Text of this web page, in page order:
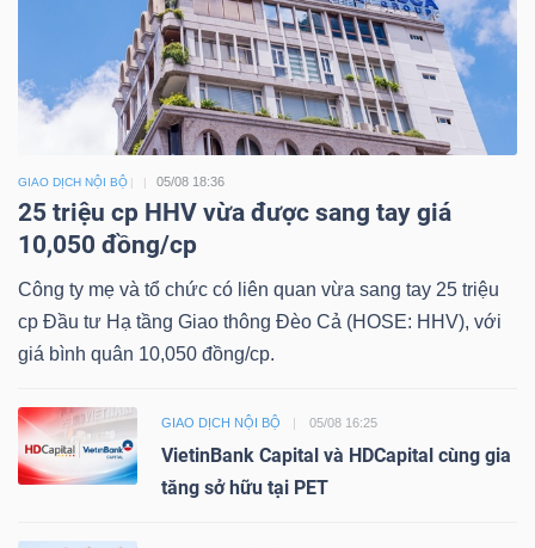
GIAO DỊCH NỘI BỘ 05/08 18:36
25 triệu cp HHV vừa được sang tay giá
10,050 đồng/cp
Công ty mẹ và tổ chức có liên quan vừa sang tay 25 triệu
cp Đầu tư Hạ tầng Giao thông Đèo Cả (HOSE: HHV), với
giá bình quân 10,050 đồng/cp.
GIAO DỊCH NỘI BỘ 05/08 16:25
VietinBank Capital và HDCapital cùng gia
tăng sở hữu tại PET